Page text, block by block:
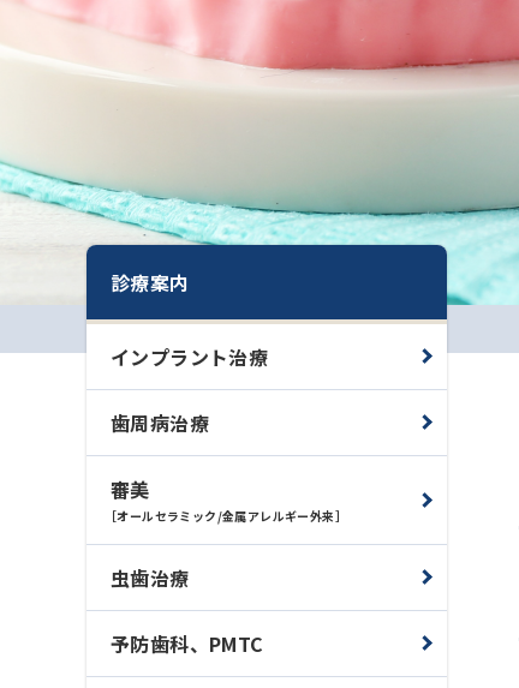
診療案内
インプラント治療
歯周病治療
審美
［オールセラミック/金属アレルギー外来］
虫歯治療
予防歯科、PMTC